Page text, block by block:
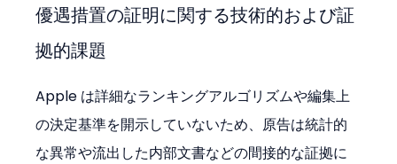
優遇措置の証明に関する技術的および証
拠的課題
Apple は詳細なランキングアルゴリズムや編集上
の決定基準を開示していないため、原告は統計的
な異常や流出した内部文書などの間接的な証拠に